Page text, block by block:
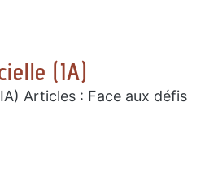
(IA)
Articles : Face aux défis